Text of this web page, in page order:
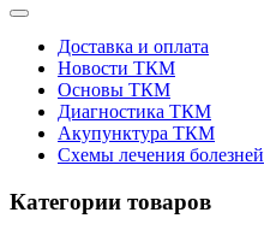
Доставка и оплата
Новости ТКМ
Основы ТКМ
Диагностика ТКМ
Акупунктура ТКМ
Схемы лечения болезней
Категории товаров